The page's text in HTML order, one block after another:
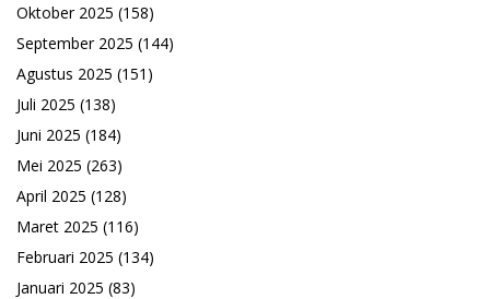
Oktober 2025 (158)
September 2025 (144)
Agustus 2025 (151)
Juli 2025 (138)
Juni 2025 (184)
Mei 2025 (263)
April 2025 (128)
Maret 2025 (116)
Februari 2025 (134)
Januari 2025 (83)